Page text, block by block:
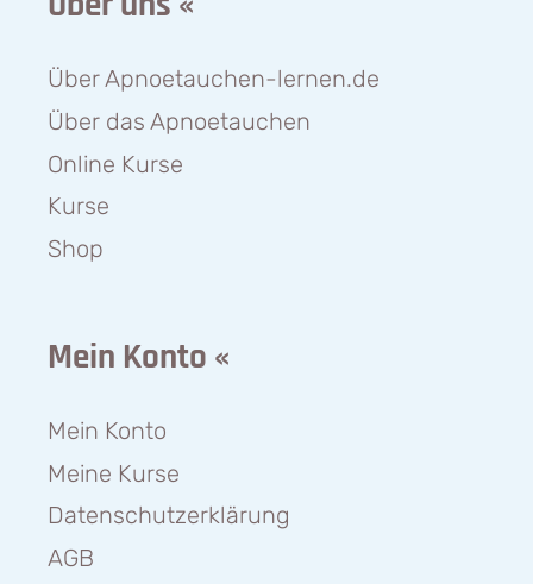
Über Apnoetauchen-lernen.de
Über das Apnoetauchen
Online Kurse
Kurse
Shop
Mein Konto «
Mein Konto
Meine Kurse
Datenschutzerklärung
AGB